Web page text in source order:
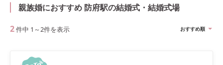
親族婚におすすめ 防府駅の結婚式・結婚式場
2件中 1 ～ 2件を表示 おすすめ順